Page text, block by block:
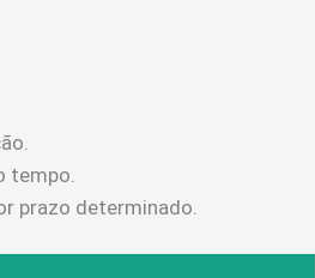
tempo.
prazo determinado.